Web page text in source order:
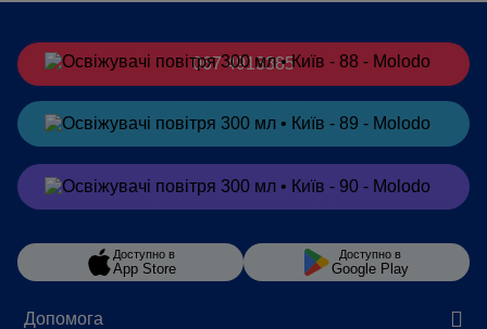
Допомога
067 4913385
Замовитив Telegram
Замовитив Viber
Доступно в
App Store
Доступно в
Google Play